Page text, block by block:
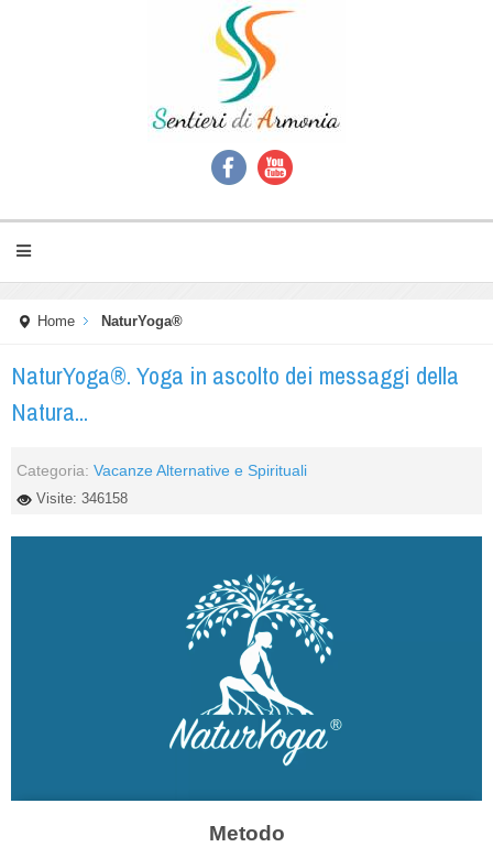
Home NaturYoga®
NaturYoga®. Yoga in ascolto dei messaggi della
Natura...
Categoria: Vacanze Alternative e Spirituali
Visite: 346158
Metodo